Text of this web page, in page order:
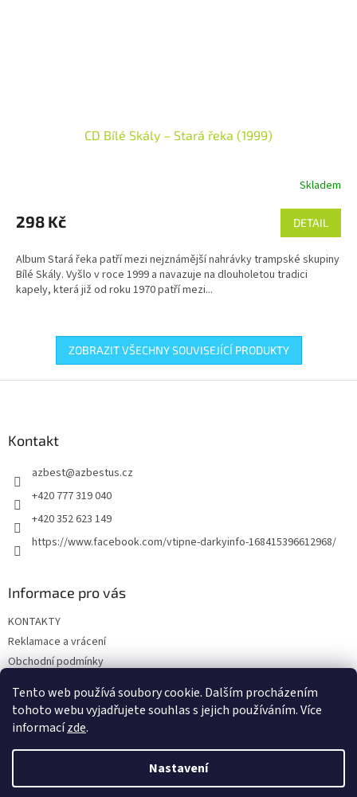
Tento web používá soubory cookie. Dalším procházením
tohoto webu vyjadřujete souhlas s jejich používáním. Více
informacízde.
Nastavení
CD Bílé Skály – Stará řeka (1999)
Skladem
298 Kč DETAIL
Album Stará řeka patří mezi nejznámější nahrávky trampské skupiny
Bílé Skály. Vyšlo v roce 1999 a navazuje na dlouholetou tradici
kapely, která již od roku 1970 patří mezi...
ZOBRAZIT VŠECHNY SOUVISEJÍCÍ PRODUKTY
Kontakt
azbest@azbestus.cz
+420 777 319 040
+420 352 623 149
https://www.facebook.com/vtipne-darkyinfo-168415396612968/
Informace pro vás
KONTAKTY
Reklamace a vrácení
Obchodní podmínky
Doprava a platba
Vytvořil Shoptet